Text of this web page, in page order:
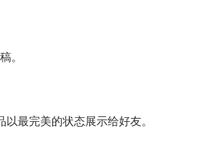
。
以最完美的状态展示给好友。